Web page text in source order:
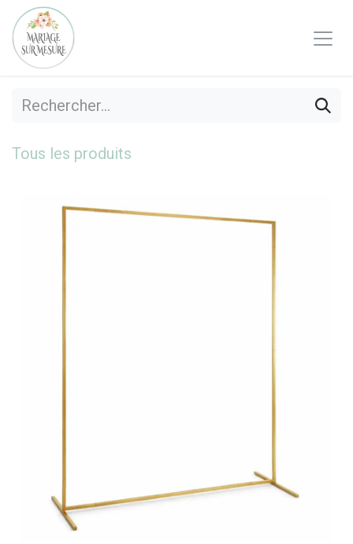
Se rendre au contenu
Tous les produits